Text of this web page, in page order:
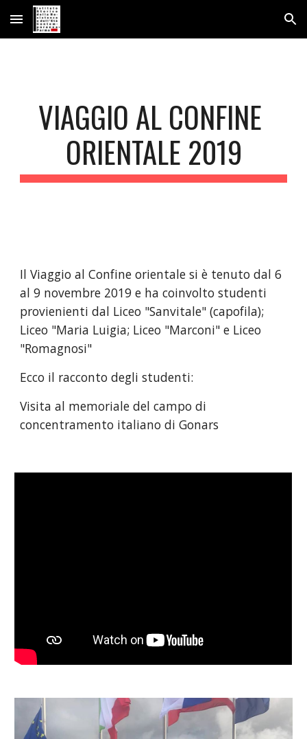
Skip to main content Skip to navigation
VIAGGIO AL CONFINE
ORIENTALE 2019
Il Viaggio al Confine orientale si è tenuto dal 6
al 9 novembre 2019 e ha coinvolto studenti
provienienti dal Liceo "Sanvitale" (capofila);
Liceo "Maria Luigia; Liceo "Marconi" e Liceo
"Romagnosi"
Ecco il racconto degli studenti:
Visita al memoriale del campo di
concentramento italiano di Gonars